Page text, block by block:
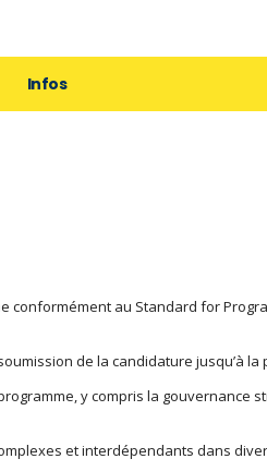
Infos
au Standard for
de la candidature jusqu’à la
y compris la gouvernance
et interdépendants dans